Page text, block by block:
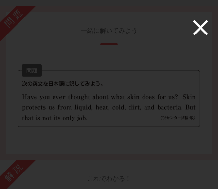
問題
一緒に解いてみよう
解説 これでわかる！